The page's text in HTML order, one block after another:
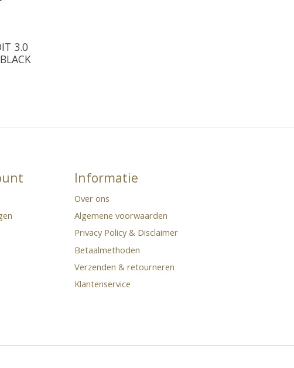
3.0
Informatie
Over ons
Algemene voorwaarden
Privacy Policy & Disclaimer
Betaalmethoden
Verzenden & retourneren
Klantenservice